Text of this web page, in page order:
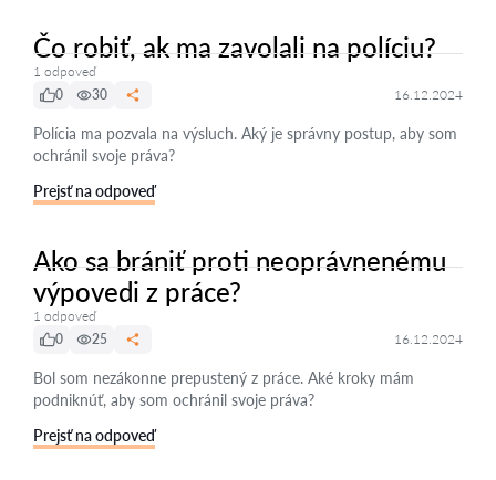
Čo robiť, ak ma zavolali na políciu?
1 odpoveď
0
30 16.12.2024
Polícia ma pozvala na výsluch. Aký je správny postup, aby som
ochránil svoje práva?
Prejsť na odpoveď
Ako sa brániť proti neoprávnenému
výpovedi z práce?
1 odpoveď
0
25 16.12.2024
Bol som nezákonne prepustený z práce. Aké kroky mám
podniknúť, aby som ochránil svoje práva?
Prejsť na odpoveď